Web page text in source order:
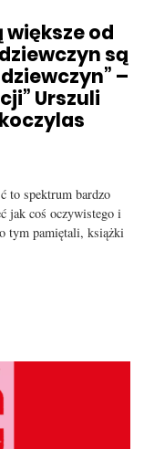
większe od
są
–
Urszuli
to spektrum bardzo
jak coś oczywistego i
tym pamiętali, książki